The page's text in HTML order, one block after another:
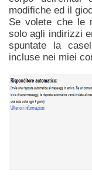
modifiche ed il
Se volete che le
solo agli indirizzi
spuntate la
incluse nei miei